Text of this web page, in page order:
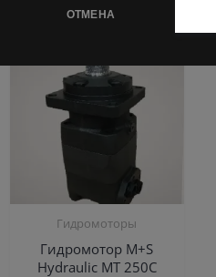
ОТМЕНА
Гидромоторы
Гидромотор M+S
Hydraulic МТ 250С